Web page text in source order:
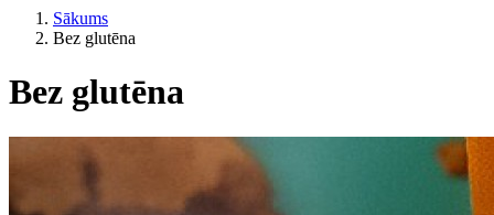
Sākums
Bez glutēna
Bez glutēna